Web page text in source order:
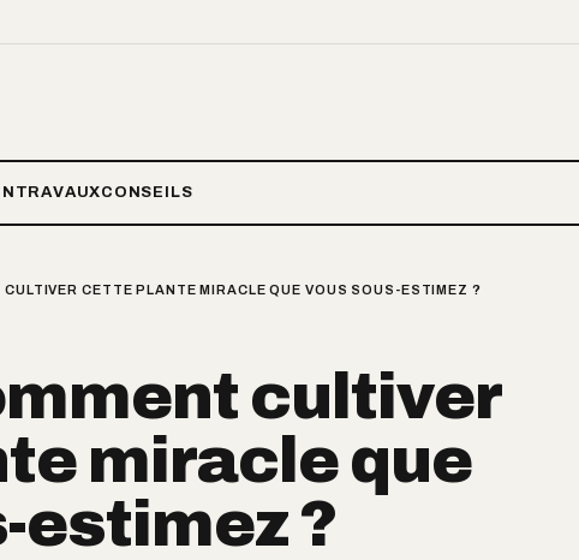
TRAVAUXCONSEILS
CULTIVER CETTE PLANTE MIRACLE QUE VOUS SOUS-ESTIMEZ ?
cultiver
miracle que
estimez ?